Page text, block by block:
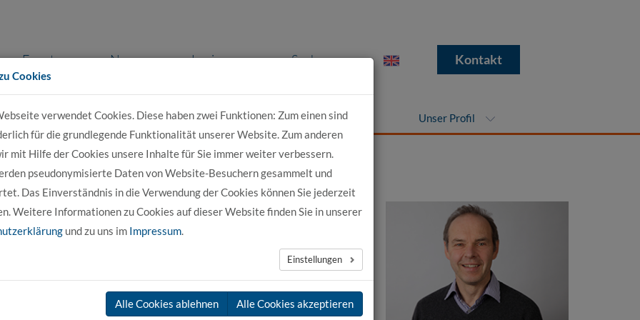
Events News Login Suche Kontakt
Bewerber Für Studierende Für Unternehmen Unser Profil
Ingenieurwesen Mechatronik DUAL
Cookies
verwendet Cookies. Diese haben zwei Funktionen: Zum einen sind
für die grundlegende Funktionalität unserer Website. Zum anderen
mit Hilfe der Cookies unsere Inhalte für Sie immer weiter verbessern.
pseudonymisierte Daten von Website-Besuchern gesammelt und
Das Einverständnis in die Verwendung der Cookies können Sie jederzeit
Weitere Informationen zu Cookies auf dieser Website finden Sie in unserer
und zu uns im Impressum.
Einstellungen
Alle Cookies ablehnen Alle Cookies akzeptieren